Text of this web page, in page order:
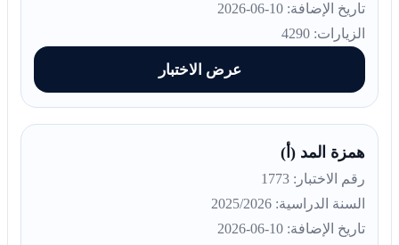
تاريخ الإضافة: 10-06-2026
الزيارات: 4290
عرض الاختبار
همزة المد (أ)
رقم الاختبار: 1773
السنة الدراسية: 2025/2026
تاريخ الإضافة: 10-06-2026